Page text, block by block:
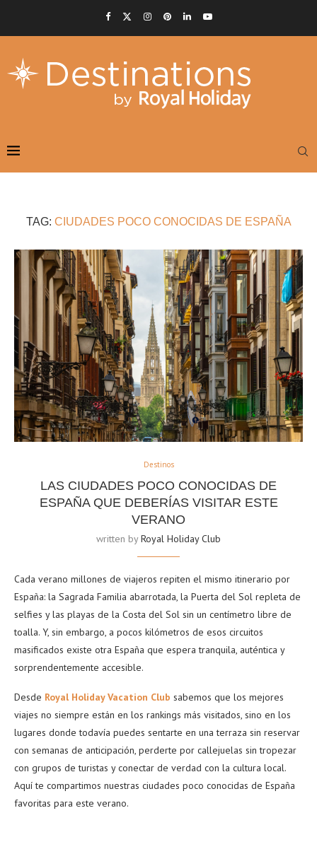
TAG: CIUDADES POCO CONOCIDAS DE ESPAÑA
Destinos
LAS CIUDADES POCO CONOCIDAS DE
ESPAÑA QUE DEBERÍAS VISITAR ESTE
VERANO
written byRoyal Holiday Club
Cada verano millones de viajeros repiten el mismo itinerario por
España: la Sagrada Familia abarrotada, la Puerta del Sol repleta de
selfies y las playas de la Costa del Sol sin un centímetro libre de
toalla. Y, sin embargo, a pocos kilómetros de esos circuitos
masificados existe otra España que espera tranquila, auténtica y
sorprendentemente accesible.
Desde Royal Holiday Vacation Club sabemos que los mejores
viajes no siempre están en los rankings más visitados, sino en los
lugares donde todavía puedes sentarte en una terraza sin reservar
con semanas de anticipación, perderte por callejuelas sin tropezar
con grupos de turistas y conectar de verdad con la cultura local.
Aquí te compartimos nuestras ciudades poco conocidas de España
favoritas para este verano.